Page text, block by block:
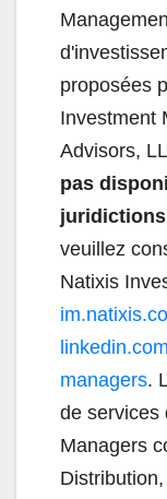
proposées
Investment
Advisors,
pas
juridictions
veuillez
Natixis
managers.
de services
Managers